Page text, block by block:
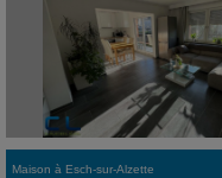
Maison à Esch-sur-Alzette